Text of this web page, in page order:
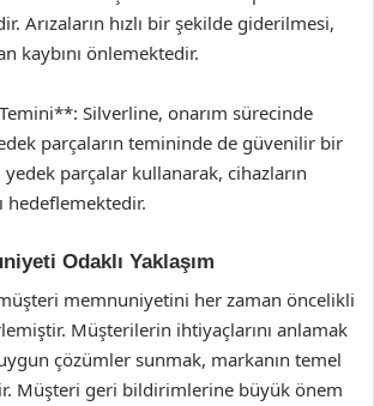
Arızaların hızlı bir şekilde giderilmesi,
kaybını önlemektedir.
Silverline, onarım sürecinde
parçaların temininde de güvenilir bir
parçalar kullanarak, cihazların
hedeflemektedir.
Odaklı Yaklaşım
memnuniyetini her zaman öncelikli
Müşterilerin ihtiyaçlarını anlamak
çözümler sunmak, markanın temel
Müşteri geri bildirimlerine büyük önem